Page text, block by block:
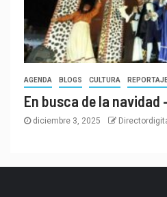
AGENDA BLOGS CULTURA
En busca de la navidad
diciembre 3, 2025